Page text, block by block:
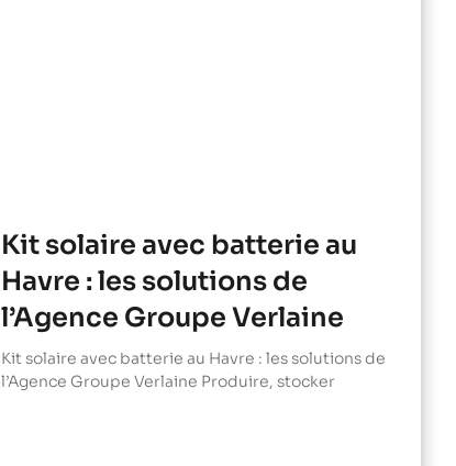
Kit solaire avec batterie au
Havre : les solutions de
l’Agence Groupe Verlaine
Kit solaire avec batterie au Havre : les solutions de
l’Agence Groupe Verlaine Produire, stocker